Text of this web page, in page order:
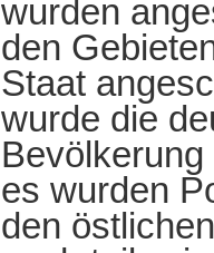
wurden
den
Staat
wurde die
es wurden
den